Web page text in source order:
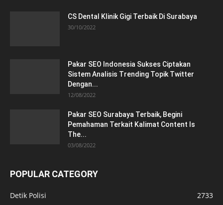
CS Dental Klinik Gigi Terbaik Di Surabaya
30/10/2022
Pakar SEO Indonesia Sukses Ciptakan
Sistem Analisis Trending Topik Twitter
Dengan...
12/08/2022
Pakar SEO Surabaya Terbaik, Begini
Pemahaman Terkait Kalimat Content Is
The...
03/08/2022
POPULAR CATEGORY
Detik Polisi
2733